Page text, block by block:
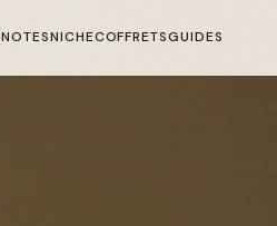
NOTESNICHECOFFRETSGUIDES